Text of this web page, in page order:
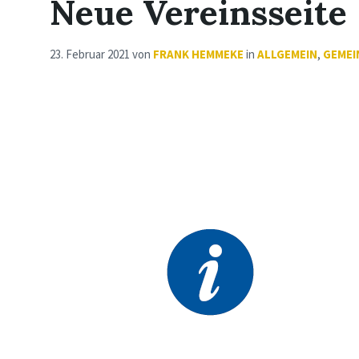
Neue Vereinsseite
23. Februar 2021 von FRANK HEMMEKE in ALLGEMEIN,